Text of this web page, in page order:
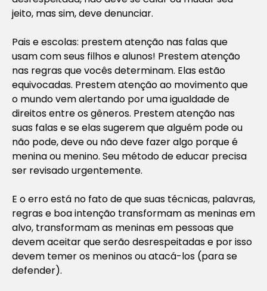
jeito, mas sim, deve denunciar.
Pais e escolas: prestem atenção nas falas que
usam com seus filhos e alunos! Prestem atenção
nas regras que vocês determinam. Elas estão
equivocadas. Prestem atenção ao movimento que
o mundo vem alertando por uma igualdade de
direitos entre os gêneros. Prestem atenção nas
suas falas e se elas sugerem que alguém pode ou
não pode, deve ou não deve fazer algo porque é
menina ou menino. Seu método de educar precisa
ser revisado urgentemente.
E o erro está no fato de que suas técnicas, palavras,
regras e boa intenção transformam as meninas em
alvo, transformam as meninas em pessoas que
devem aceitar que serão desrespeitadas e por isso
devem temer os meninos ou atacá-los (para se
defender).